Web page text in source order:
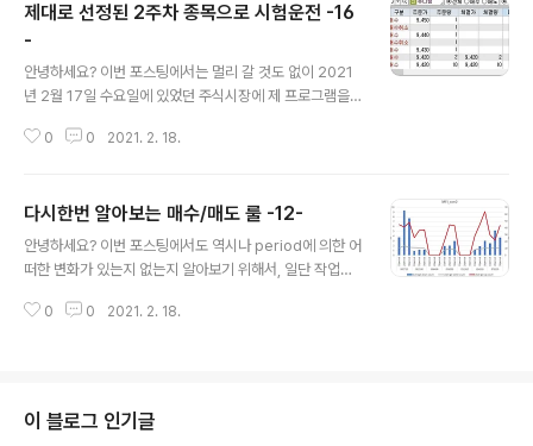
제대로 선정된 2주차 종목으로 시험운전 -16
-
안녕하세요? 이번 포스팅에서는 멀리 갈 것도 없이 2021
년 2월 17일 수요일에 있었던 주식시장에 제 프로그램을
슨 좋은 결과가 당장에 떨어진 것은 아니기는 한데, 그래도
초의 반응외에는 그렇게 다른 액션은 제 프로그램이 보여
주지는 않았습니다. 그리고 나서 다음으로 봐야 하나는 것
은 이제 현재 보유중인 종목들인데, 일단 위 스클니샷처럼
니다. 그리고 나서 다음으로 해야 하는 것으로는 위 스크린
0 0 2021. 2. 18.
다시한번 알아보는 매수/매도 룰 -12-
안녕하세요? 이번 포스팅에서도 역시나 period에 의한 어
떠한 변화가 있는지 없는지 알아보기 위해서, 일단 작업을
보고자 합니다. 지금 이 포스팅을 쓰는 시점에서는 거의 결
에 있어서 한번 비교를 하기 위해서 데이터를 먼저 모았습
니다. 그리고 나서 condition을 먼저 어떻게 하도록 해 보
0 0 2021. 2. 18.
이 블로그 인기글